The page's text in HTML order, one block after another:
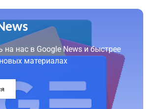
на нас в Google News и быстрее
материалах